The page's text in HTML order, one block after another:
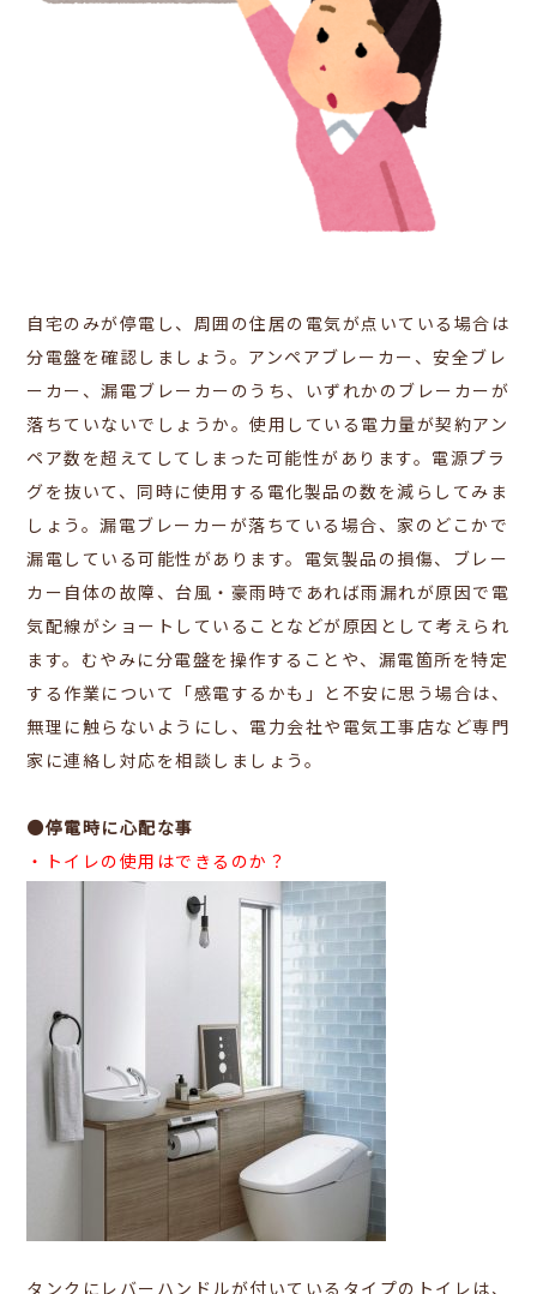
自宅のみが停電し、周囲の住居の電気が点いている場合は
分電盤を確認しましょう。アンペアブレーカー、安全ブレ
ーカー、漏電ブレーカーのうち、いずれかのブレーカーが
落ちていないでしょうか。使用している電力量が契約アン
ペア数を超えてしてしまった可能性があります。電源プラ
グを抜いて、同時に使用する電化製品の数を減らしてみま
しょう。漏電ブレーカーが落ちている場合、家のどこかで
漏電している可能性があります。電気製品の損傷、ブレー
カー自体の故障、台風・豪雨時であれば雨漏れが原因で電
気配線がショートしていることなどが原因として考えられ
ます。むやみに分電盤を操作することや、漏電箇所を特定
する作業について「感電するかも」と不安に思う場合は、
無理に触らないようにし、電力会社や電気工事店など専門
家に連絡し対応を相談しましょう。
●停電時に心配な事
・トイレの使用はできるのか？